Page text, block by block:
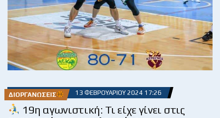
ΔΙΟΡΓΑΝΏΣΕΙΣ 13 ΦΕΒΡΟΥΑΡΊΟΥ 2024 17:26
19η αγωνιστική: Τι είχε γίνει στις